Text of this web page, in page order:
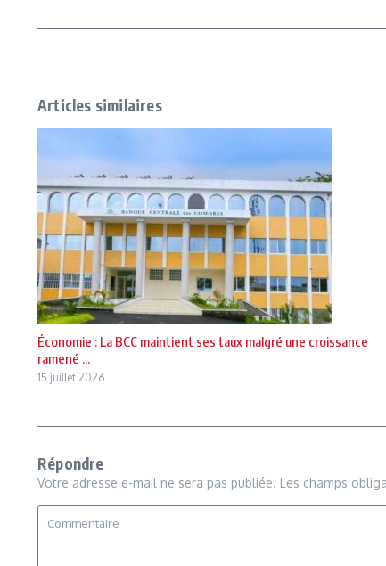
Articles similaires
Économie : La BCC maintient ses taux malgré une croissance
ramené ...
15 juillet 2026
Répondre
Votre adresse e-mail ne sera pas publiée. Les champs